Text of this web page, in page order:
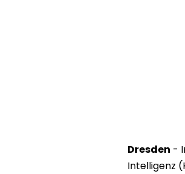
Dresden -
Intelligenz